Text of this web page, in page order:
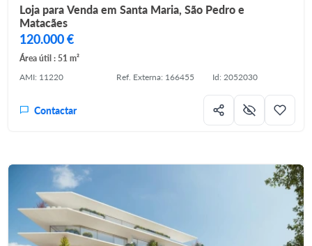
Loja para Venda em Santa Maria, São Pedro e
Matacães
120.000 €
Área útil : 51 m²
AMI: 11220
Ref. Externa: 166455 Id: 2052030
Contactar